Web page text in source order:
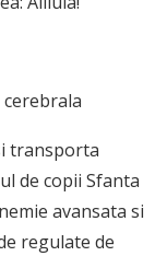
transporta
de copii Sfanta
avansata si
regulate de